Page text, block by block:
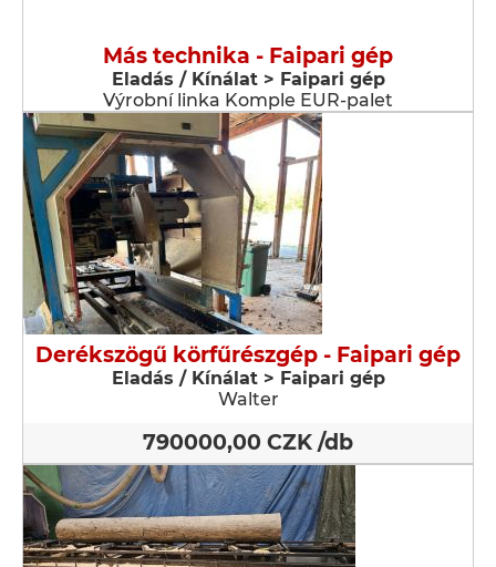
Más technika - Faipari gép
Eladás / Kínálat > Faipari gép
Výrobní linka Komple EUR-palet
Derékszögű körfűrészgép - Faipari gép
Eladás / Kínálat > Faipari gép
Walter
790000,00 CZK /db